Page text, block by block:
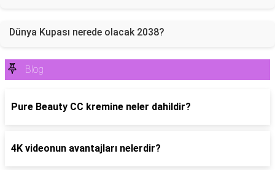
Dünya Kupası nerede olacak 2038?
Blog
Pure Beauty CC kremine neler dahildir?
4K videonun avantajları nelerdir?